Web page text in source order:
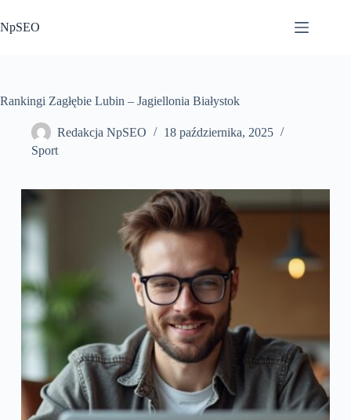
do
treści
NpSEO
Rankingi Zagłębie Lubin – Jagiellonia Białystok
Redakcja NpSEO
18 października, 2025
Sport